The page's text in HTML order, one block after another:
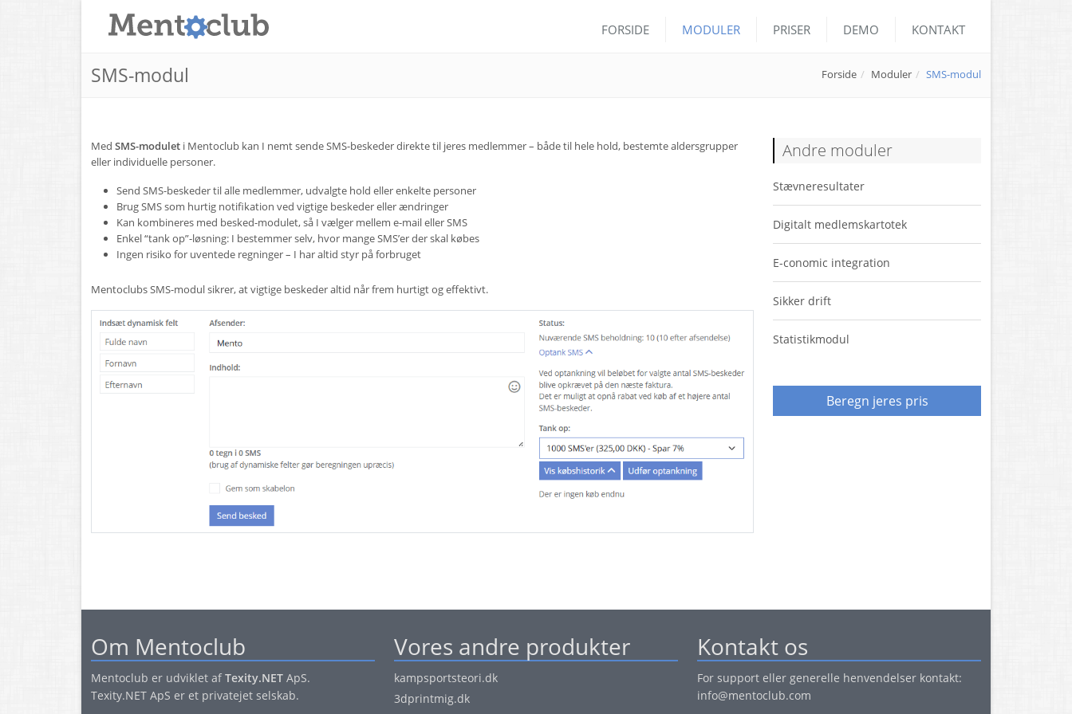
FORSIDE MODULER PRISER DEMO KONTAKT
SMS-modul Forside Moduler SMS-modul
Med SMS-modulet i Mentoclub kan I nemt sende SMS-beskeder direkte til jeres medlemmer – både til hele hold, bestemte aldersgrupper
eller individuelle personer.
Send SMS-beskeder til alle medlemmer, udvalgte hold eller enkelte personer
Brug SMS som hurtig notifikation ved vigtige beskeder eller ændringer
Kan kombineres med besked-modulet, så I vælger mellem e-mail eller SMS
Enkel “tank op”-løsning: I bestemmer selv, hvor mange SMS’er der skal købes
Ingen risiko for uventede regninger – I har altid styr på forbruget
Mentoclubs SMS-modul sikrer, at vigtige beskeder altid når frem hurtigt og effektivt.
Andre moduler
Stævneresultater
Digitalt medlemskartotek
E-conomic integration
Sikker drift
Statistikmodul
Beregn jeres pris
Om Mentoclub
Mentoclub er udviklet af Texity.NET ApS.
Texity.NET ApS er et privatejet selskab.
Vores andre produkter
kampsportsteori.dk
3dprintmig.dk
Kontakt os
For support eller generelle henvendelser kontakt:
info@mentoclub.com